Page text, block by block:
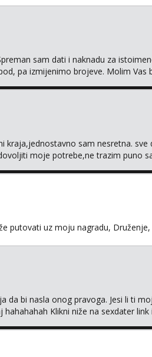
sam dati i naknadu za
pa izmijenimo brojeve. Molim Vas
kraja,jednostavno sam nesretna. sve
moje potrebe,ne trazim puno
putovati uz moju nagradu,
da bi nasla onog pravoga. Jesi li ti
Klikni niže na sexdater link